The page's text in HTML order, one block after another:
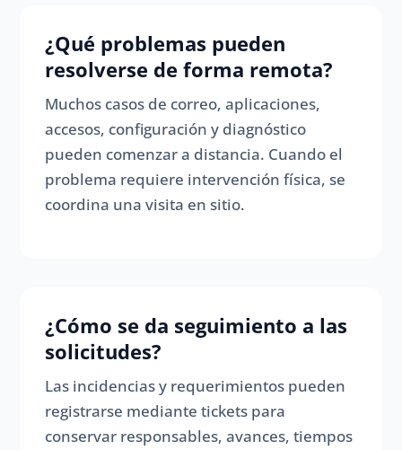
¿Qué problemas pueden
resolverse de forma remota?
Muchos casos de correo, aplicaciones,
accesos, configuración y diagnóstico
pueden comenzar a distancia. Cuando el
problema requiere intervención física, se
coordina una visita en sitio.
¿Cómo se da seguimiento a las
solicitudes?
Las incidencias y requerimientos pueden
registrarse mediante tickets para
conservar responsables, avances, tiempos